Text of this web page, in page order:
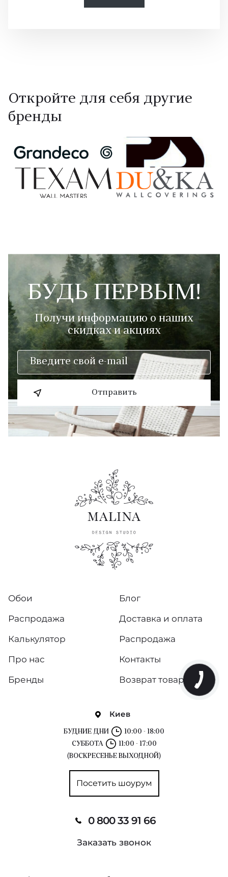
Откройте для себя другие
бренды
БУДЬ ПЕРВЫМ!
Получи информацию о наших
скидках и акциях
Отправить
Киев
БУДНИЕ ДНИ
10:00 - 18:00
СУББОТА
11:00 - 17:00
(ВОСКРЕСЕНЬЕ ВЫХОДНОЙ)
Посетить шоурум
0 800 33 91 66
Заказать звонок
Обои
Распродажа
Калькулятор
Про нас
Бренды
Блог
Доставка и оплата
Распродажа
Контакты
Возврат товара